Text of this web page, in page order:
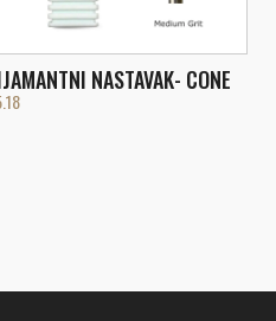
NASTAVAK- CONE